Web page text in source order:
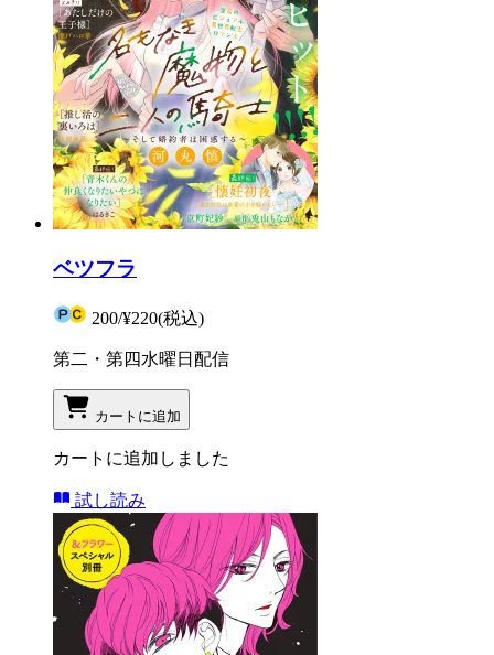
ベツフラ
200/¥220(税込)
第二・第四水曜日配信
カートに追加
カートに追加しました
試し読み